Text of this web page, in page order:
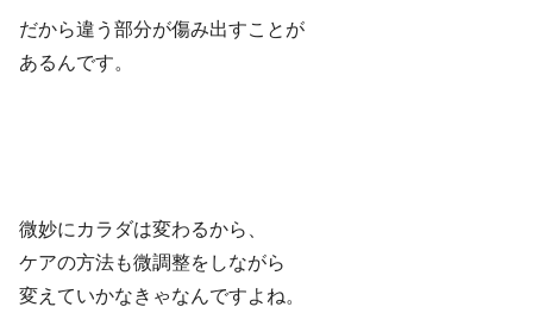
だから違う部分が傷み出すことが
あるんです。
微妙にカラダは変わるから、
ケアの方法も微調整をしながら
変えていかなきゃなんですよね。